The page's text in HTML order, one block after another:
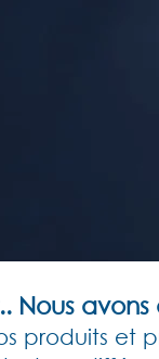
Nous
produits et